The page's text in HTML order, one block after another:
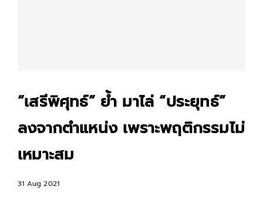
“เสรีพิศุทธ์” ย้ำ มาไล่ “ประยุทธ์”
ลงจากตำแหน่ง เพราะพฤติกรรมไม่
เหมาะสม
31 Aug 2021